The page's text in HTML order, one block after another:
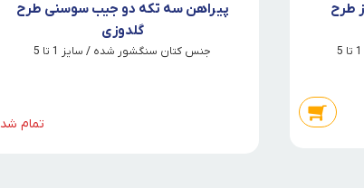
طرح
پیراهن سه تکه دو جیب سوسنی طرح
گلدوزی
جنس کتان سنگشور شده / سایز 1 تا 5
تمام شد